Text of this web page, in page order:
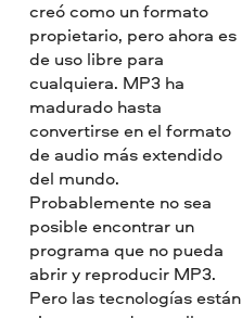
creó como un formato
propietario, pero ahora es
de uso libre para
cualquiera. MP3 ha
madurado hasta
convertirse en el formato
de audio más extendido
del mundo.
Probablemente no sea
posible encontrar un
programa que no pueda
abrir y reproducir MP3.
Pero las tecnologías están